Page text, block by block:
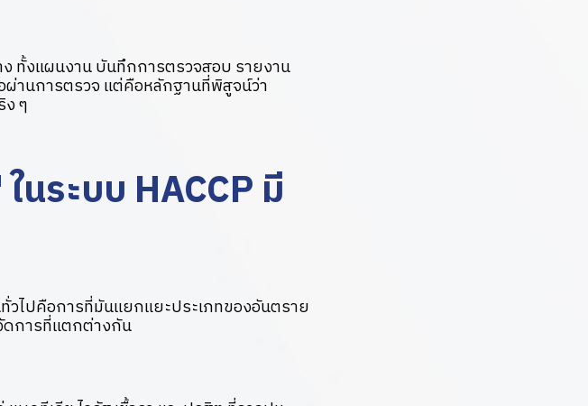
ทั้งแผนงาน บันทึกการตรวจสอบ รายงาน
ผ่านการตรวจ แต่คือหลักฐานที่พิสูจน์ว่า
ๆ
นระบบ HACCP มี
วไปคือการที่มันแยกแยะประเภทของอันตราย
ดการที่แตกต่างกัน